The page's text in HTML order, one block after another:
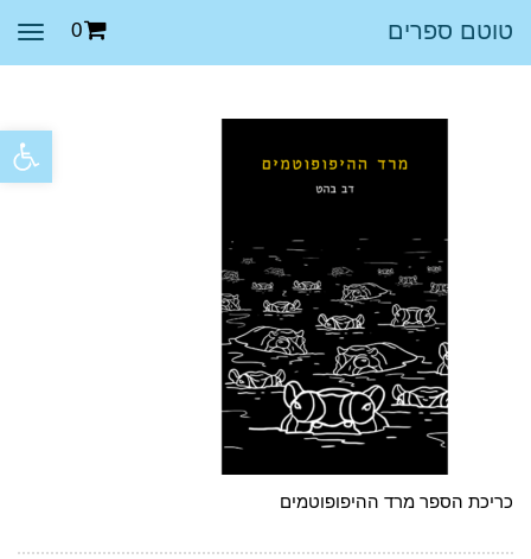
פתח
טוטם ספרים 0
כריכת הספר מרד ההיפופוטמים